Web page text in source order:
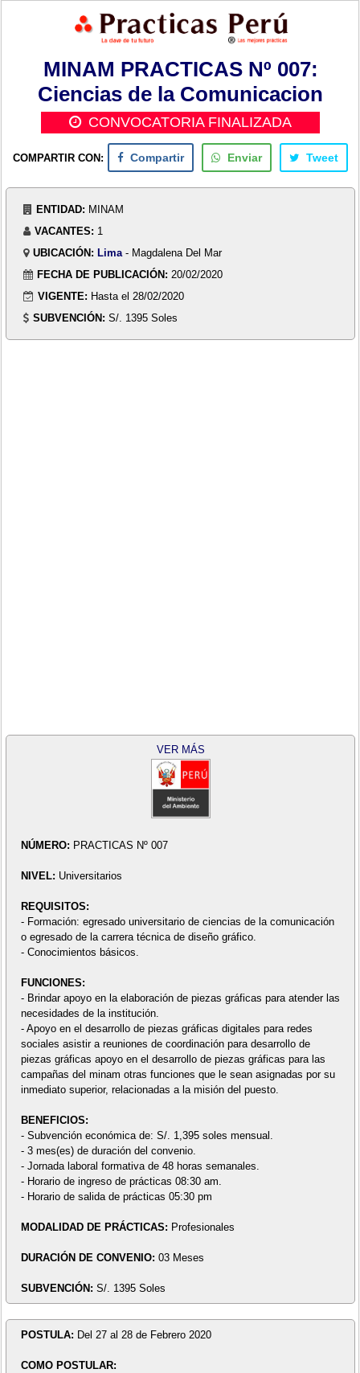
MINAM PRACTICAS Nº 007:
Ciencias de la Comunicacion
CONVOCATORIA FINALIZADA
COMPARTIR CON: Compartir Enviar Tweet
ENTIDAD: MINAM
VACANTES: 1
UBICACIÓN: Lima - Magdalena Del Mar
FECHA DE PUBLICACIÓN: 20/02/2020
VIGENTE: Hasta el 28/02/2020
SUBVENCIÓN: S/. 1395 Soles
VER MÁS
NÚMERO: PRACTICAS Nº 007
NIVEL: Universitarios
REQUISITOS:
- Formación: egresado universitario de ciencias de la comunicación
o egresado de la carrera técnica de diseño gráfico.
- Conocimientos básicos.
FUNCIONES:
- Brindar apoyo en la elaboración de piezas gráficas para atender las
necesidades de la institución.
- Apoyo en el desarrollo de piezas gráficas digitales para redes
sociales asistir a reuniones de coordinación para desarrollo de
piezas gráficas apoyo en el desarrollo de piezas gráficas para las
campañas del minam otras funciones que le sean asignadas por su
inmediato superior, relacionadas a la misión del puesto.
BENEFICIOS:
- Subvención económica de: S/. 1,395 soles mensual.
- 3 mes(es) de duración del convenio.
- Jornada laboral formativa de 48 horas semanales.
- Horario de ingreso de prácticas 08:30 am.
- Horario de salida de prácticas 05:30 pm
MODALIDAD DE PRÁCTICAS: Profesionales
DURACIÓN DE CONVENIO: 03 Meses
SUBVENCIÓN: S/. 1395 Soles
POSTULA: Del 27 al 28 de Febrero 2020
COMO POSTULAR: